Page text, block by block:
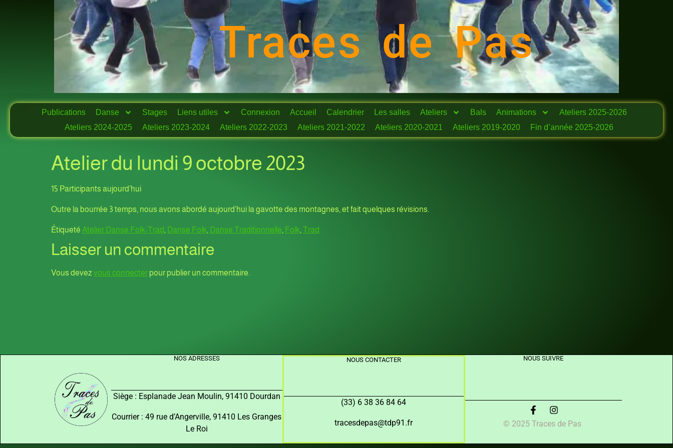
Traces de Pas
Publications Danse Stages Liens utiles Connexion Accueil Calendrier Les salles Ateliers Bals Animations
Ateliers 2025-2026
Ateliers 2024-2025
Ateliers 2023-2024 Ateliers 2022-2023 Ateliers 2021-2022 Ateliers 2020-2021 Ateliers 2019-2020 Fin d’année 2025-2026
Atelier du lundi 9 octobre 2023
15 Participants aujourd’hui
Outre la bourrée 3 temps, nous avons abordé aujourd’hui la gavotte des montagnes, et fait quelques révisions.
Étiqueté Atelier Danse Folk-Trad, Danse Folk, Danse Traditionnelle, Folk, Trad
Laisser un commentaire
Vous devez vous connecter pour publier un commentaire.
NOS ADRESSES
Siège : Esplanade Jean Moulin, 91410 Dourdan
Courrier : 49 rue d’Angerville, 91410 Les Granges
Le Roi
NOUS CONTACTER
(33) 6 38 36 84 64
tracesdepas@tdp91.fr
NOUS SUIVRE
© 2025 Traces de Pas